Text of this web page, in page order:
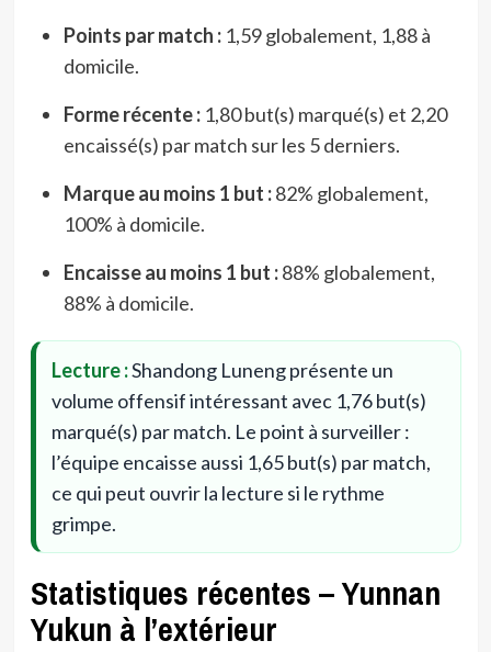
Points par match :1,59 globalement, 1,88 à
domicile.
Forme récente :1,80 but(s) marqué(s) et 2,20
encaissé(s) par match sur les 5 derniers.
Marque au moins 1 but :82% globalement,
100% à domicile.
Encaisse au moins 1 but :88% globalement,
88% à domicile.
Lecture :Shandong Luneng présente un
volume offensif intéressant avec 1,76 but(s)
marqué(s) par match. Le point à surveiller :
l’équipe encaisse aussi 1,65 but(s) par match,
ce qui peut ouvrir la lecture si le rythme
grimpe.
Statistiques récentes – Yunnan
Yukun à l’extérieur